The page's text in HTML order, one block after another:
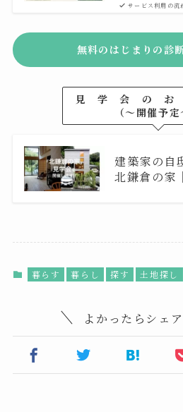
サービス利用の流
無料のはじまりの診
見 学 会 の お
（〜開催予定
建築家の自
北鎌倉の家
暮らす 暮らし 探す 土地探し
よかったらシェ